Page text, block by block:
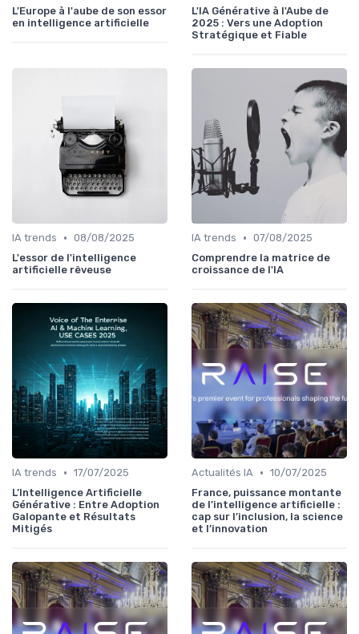
L'Europe à l'aube de son essor
en intelligence artificielle
L'IA Générative à l'Aube de
2025 : Vers une Adoption
Stratégique et Fiable
IA trends • 08/08/2025
L'essor de l'intelligence
artificielle rêveuse
IA trends • 07/08/2025
Comprendre la matrice de
croissance de l'IA
IA trends • 17/07/2025
L’Intelligence Artificielle
Générative : Entre Adoption
Galopante et Résultats
Mitigés
Actualités IA • 10/07/2025
France, puissance montante
de l’intelligence artificielle :
cap sur l’inclusion, la science
et l’innovation